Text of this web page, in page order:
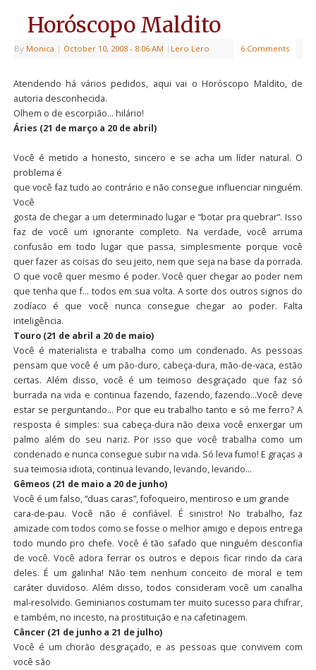
Horóscopo Maldito
By Monica | October 10, 2008 - 8:06 AM | Lero Lero 6 Comments
Atendendo há vários pedidos, aqui vai o Horóscopo Maldito, de
autoria desconhecida.
Olhem o de escorpião… hilário!
Áries (21 de março a 20 de abril)
Você é metido a honesto, sincero e se acha um líder natural. O
problema é
que você faz tudo ao contrário e não consegue influenciar ninguém.
Você
gosta de chegar a um determinado lugar e “botar pra quebrar”. Isso
faz de você um ignorante completo. Na verdade, você arruma
confusão em todo lugar que passa, simplesmente porque você
quer fazer as coisas do seu jeito, nem que seja na base da porrada.
O que você quer mesmo é poder. Você quer chegar ao poder nem
que tenha que f… todos em sua volta. A sorte dos outros signos do
zodíaco é que você nunca consegue chegar ao poder. Falta
inteligência.
Touro (21 de abril a 20 de maio)
Você é materialista e trabalha como um condenado. As pessoas
pensam que você é um pão-duro, cabeça-dura, mão-de-vaca, estão
certas. Além disso, você é um teimoso desgraçado que faz só
burrada na vida e continua fazendo, fazendo, fazendo…Você deve
estar se perguntando… Por que eu trabalho tanto e só me ferro? A
resposta é simples: sua cabeça-dura não deixa você enxergar um
palmo além do seu nariz. Por isso que você trabalha como um
condenado e nunca consegue subir na vida. Só leva fumo! E graças a
sua teimosia idiota, continua levando, levando, levando…
Gêmeos (21 de maio a 20 de junho)
Você é um falso, “duas caras”, fofoqueiro, mentiroso e um grande
cara-de-pau. Você não é confiável. É sinistro! No trabalho, faz
amizade com todos como se fosse o melhor amigo e depois entrega
todo mundo pro chefe. Você é tão safado que ninguém desconfia
de você. Você adora ferrar os outros e depois ficar rindo da cara
deles. É um galinha! Não tem nenhum conceito de moral e tem
caráter duvidoso. Além disso, todos consideram você um canalha
mal-resolvido. Geminianos costumam ter muito sucesso para chifrar,
e também, no incesto, na prostituição e na cafetinagem.
Câncer (21 de junho a 21 de julho)
Você é um chorão desgraçado, e as pessoas que convivem com
você são